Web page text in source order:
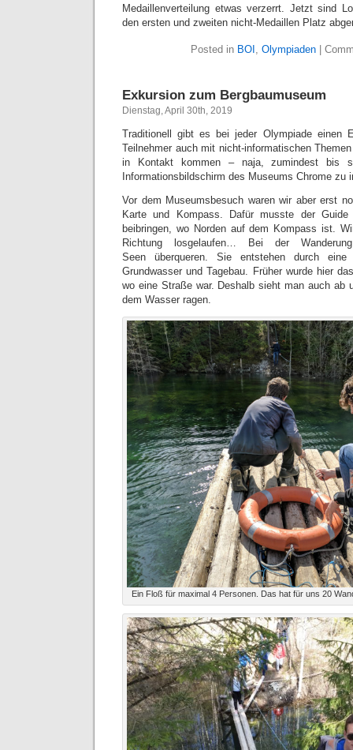
Medaillenverteilung etwas verzerrt. Jetzt sind
den ersten und zweiten nicht-Medaillen Platz
Posted in BOI , Olympiaden|
Exkursion zum Bergbaumuseum
Dienstag, April 30th, 2019
Traditionell gibt es bei jeder Olympiade einen
Teilnehmer auch mit nicht-informatischen
in Kontakt kommen – naja, zumindest bis
Informationsbildschirm des Museums Chrome zu
Vor dem Museumsbesuch waren wir aber erst
Karte und Kompass. Dafür musste der Guide
beibringen, wo Norden auf dem Kompass ist.
Richtung losgelaufen… Bei der
Seen überqueren. Sie entstehen durch eine
Grundwasser und Tagebau. Früher wurde hier
wo eine Straße war. Deshalb sieht man auch ab
dem Wasser ragen.
Ein Floß für maximal 4 Personen. Das hat für uns 20